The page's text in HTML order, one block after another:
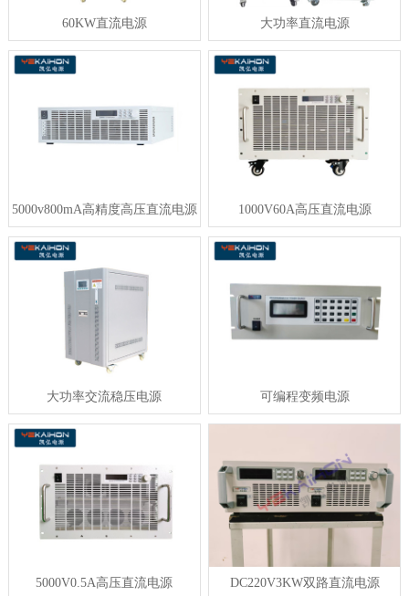
60KW直流电源 大功率直流电源
5000v800mA高精度高压直流电源 1000V60A高压直流电源
大功率交流稳压电源 可编程变频电源
5000V0.5A高压直流电源 DC220V3KW双路直流电源